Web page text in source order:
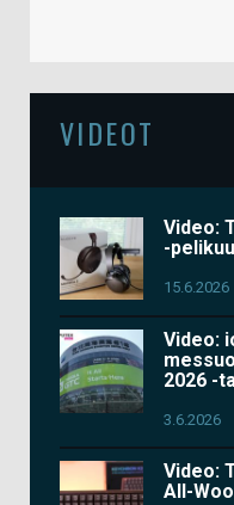
VIDEOT
Video:
-
15.6.2026
Video:
2026 -
3.6.2026
Video:
All-